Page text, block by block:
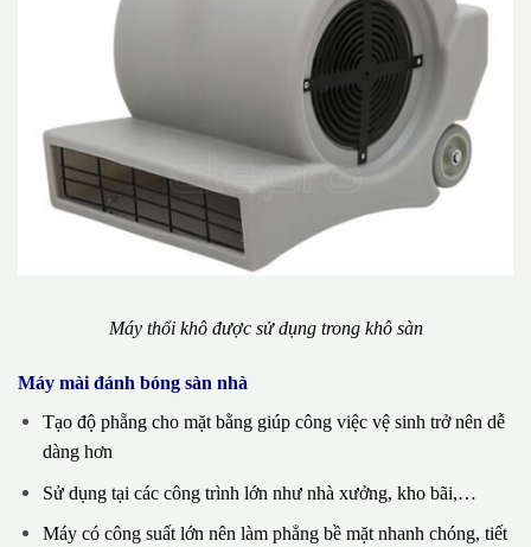
Máy thổi khô được sử dụng trong khô sàn
Máy mài đánh bóng sàn nhà
Tạo độ phẵng cho mặt bằng giúp công việc vệ sinh trở nên dễ
dàng hơn
Sử dụng tại các công trình lớn như nhà xưởng, kho bãi,…
Máy có công suất lớn nên làm phẳng bề mặt nhanh chóng, tiết